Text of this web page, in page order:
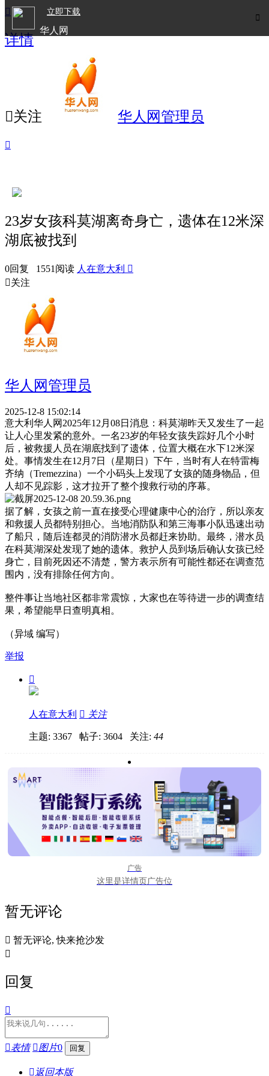

立即下载
华人网

详情
关注 华人网管理员

23岁女孩科莫湖离奇身亡，遗体在12米深
湖底被找到
0回复 1551阅读 人在意大利 
关注
华人网管理员
2025-12-8 15:02:14
意大利华人网2025年12月08日消息：科莫湖昨天又发生了一起
让人心里发紧的意外。一名23岁的年轻女孩失踪好几个小时
后，被救援人员在湖底找到了遗体，位置大概在水下12米深
处。事情发生在12月7日（星期日）下午，当时有人在特雷梅
齐纳（Tremezzina）一个小码头上发现了女孩的随身物品，但
人却不见踪影，这才拉开了整个搜救行动的序幕。
据了解，女孩之前一直在接受心理健康中心的治疗，所以亲友
和救援人员都特别担心。当地消防队和第三海事小队迅速出动
了船只，随后连都灵的消防潜水员都赶来协助。最终，潜水员
在科莫湖深处发现了她的遗体。救护人员到场后确认女孩已经
身亡，目前死因还不清楚，警方表示所有可能性都还在调查范
围内，没有排除任何方向。
整件事让当地社区都非常震惊，大家也在等待进一步的调查结
果，希望能早日查明真相。
（异域 编写）
举报

人在意大利  关注
主题: 3367 帖子: 3604 关注: 44
广告
这里是详情页广告位
暂无评论
 暂无评论, 快来抢沙发

回复

表情 图片0
 返回本版